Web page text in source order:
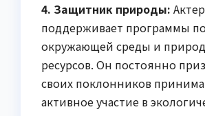
4. Защитник природы:
поддерживает программы
окружающей среды и
ресурсов. Он постоянно
своих поклонников
активное участие в